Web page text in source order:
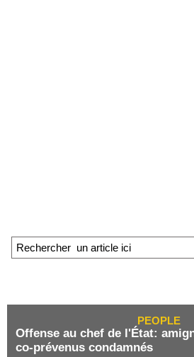
PEOPLE
Offense au chef de l'État:
co-prévenus condamnés